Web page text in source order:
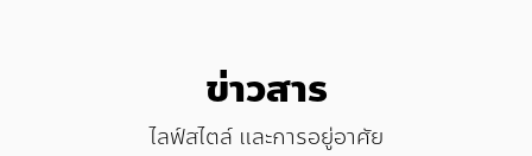
ข่าวสาร
ไลฟ์สไตล์ และการอยู่อาศัย